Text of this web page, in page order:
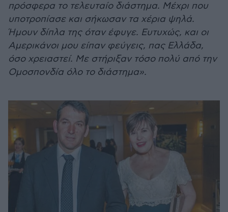
πρόσφερα το τελευταίο διάστημα. Μέχρι που
υποτροπίασε και σήκωσαν τα χέρια ψηλά.
Ήμουν δίπλα της όταν έφυγε. Ευτυχώς, και οι
Αμερικάνοι μου είπαν φεύγεις, πας Ελλάδα,
όσο χρειαστεί. Με στήριξαν τόσο πολύ από την
Ομοσπονδία όλο το διάστημα».